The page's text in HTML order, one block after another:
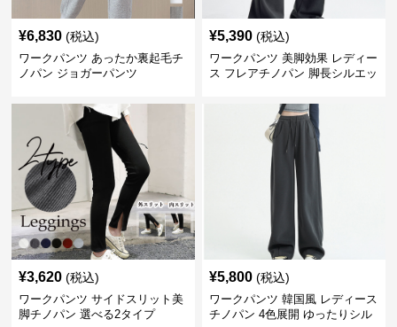
¥6,830 (税込)
ワークパンツ あったか裏起毛チ
ノパン ジョガーパンツ
¥5,390 (税込)
ワークパンツ 美脚効果 レディー
ス フレアチノパン 脚長シルエッ
¥3,620 (税込)
ワークパンツ サイドスリット美
脚チノパン 選べる2タイプ
¥5,800 (税込)
ワークパンツ 韓国風 レディース
チノパン 4色展開 ゆったりシル